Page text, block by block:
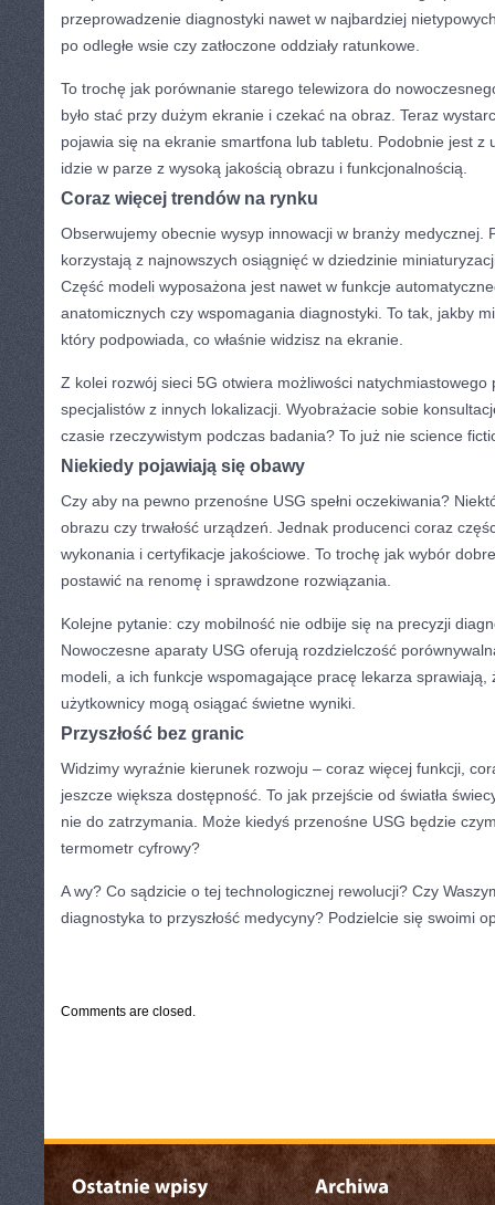
przeprowadzenie diagnostyki nawet w najbardziej
po odległe wsie czy zatłoczone oddziały ratunkowe.
To trochę jak porównanie starego telewizora do
było stać przy dużym ekranie i czekać na obraz. Teraz
pojawia się na ekranie smartfona lub tabletu. Podobnie jest z
idzie w parze z wysoką jakością obrazu i funkcjonalnością.
Coraz więcej trendów na rynku
Obserwujemy obecnie wysyp innowacji w branży medycznej.
korzystają z najnowszych osiągnięć w dziedzinie
Część modeli wyposażona jest nawet w funkcje
anatomicznych czy wspomagania diagnostyki. To tak, jakby
który podpowiada, co właśnie widzisz na ekranie.
Z kolei rozwój sieci 5G otwiera możliwości natychmiastowego
specjalistów z innych lokalizacji. Wyobrażacie sobie
czasie rzeczywistym podczas badania? To już nie science
Niekiedy pojawiają się obawy
Czy aby na pewno przenośne USG spełni oczekiwania?
obrazu czy trwałość urządzeń. Jednak producenci coraz
wykonania i certyfikacje jakościowe. To trochę jak wybór
postawić na renomę i sprawdzone rozwiązania.
Kolejne pytanie: czy mobilność nie odbije się na precyzji
Nowoczesne aparaty USG oferują rozdzielczość
modeli, a ich funkcje wspomagające pracę lekarza sprawiają,
użytkownicy mogą osiągać świetne wyniki.
Przyszłość bez granic
Widzimy wyraźnie kierunek rozwoju – coraz więcej funkcji,
jeszcze większa dostępność. To jak przejście od światła
nie do zatrzymania. Może kiedyś przenośne USG będzie
termometr cyfrowy?
A wy? Co sądzicie o tej technologicznej rewolucji? Czy
diagnostyka to przyszłość medycyny? Podzielcie się swoimi
Comments are closed.